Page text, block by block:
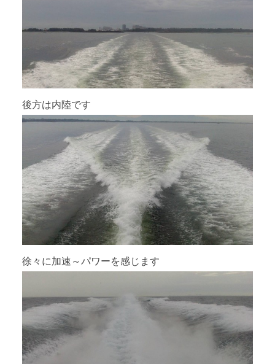
後方は内陸です
徐々に加速～パワーを感じます